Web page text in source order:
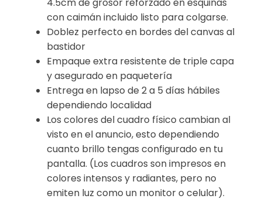
4.5cm de grosor reforzado en esquinas
con caimán incluido listo para colgarse.
Doblez perfecto en bordes del canvas al
bastidor
Empaque extra resistente de triple capa
y asegurado en paquetería
Entrega en lapso de 2 a 5 días hábiles
dependiendo localidad
Los colores del cuadro físico cambian al
visto en el anuncio, esto dependiendo
cuanto brillo tengas configurado en tu
pantalla. (Los cuadros son impresos en
colores intensos y radiantes, pero no
emiten luz como un monitor o celular).